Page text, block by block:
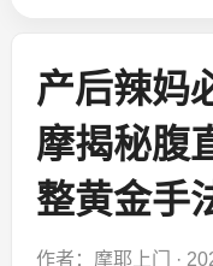
产后辣妈
摩揭秘腹
整黄金手
作者：摩耶上门 ·